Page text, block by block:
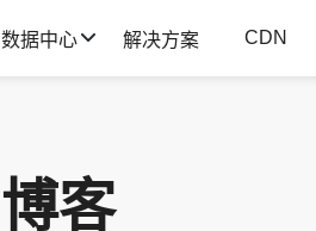
数据中心 解决方案 CDN
博客